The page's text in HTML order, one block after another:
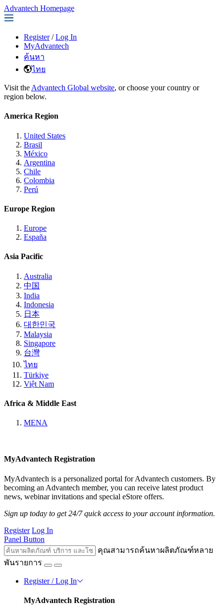
Advantech Homepage
Register / Log In
MyAdvantech
ค้นหา
ไทย
Visit the Advantech Global website, or choose your country or
region below.
America Region
United States
Brasil
México
Argentina
Chile
Colombia
Perú
Europe Region
Europe
España
Asia Pacific
Australia
中国
India
Indonesia
日本
대한민국
Malaysia
Singapore
台灣
ไทย
Türkiye
Việt Nam
Africa & Middle East
MENA
MyAdvantech Registration
MyAdvantech is a personalized portal for Advantech customers. By
becoming an Advantech member, you can receive latest product
news, webinar invitations and special eStore offers.
Sign up today to get 24/7 quick access to your account information.
Register Log In
Panel Button
คุณสามารถค้นหาผลิตภัณฑ์หลาย
พันรายการ
Register / Log In
MyAdvantech Registration